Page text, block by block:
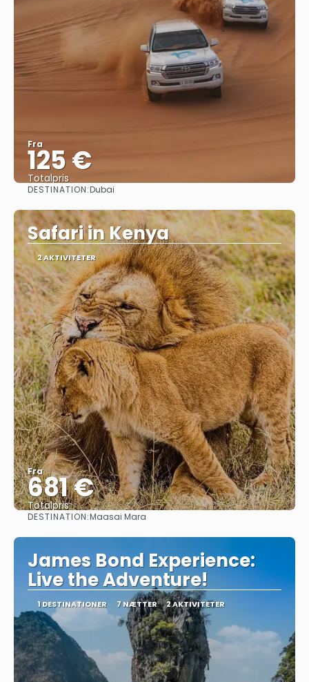
Fra
125 €
Totalpris
DESTINATION:Dubai
Safari in Kenya
2 AKTIVITETER
Fra
681 €
Totalpris
DESTINATION:Maasai Mara
James Bond Experience:
Live the Adventure!
1 DESTINATIONER 7 NÆTTER 2 AKTIVITETER